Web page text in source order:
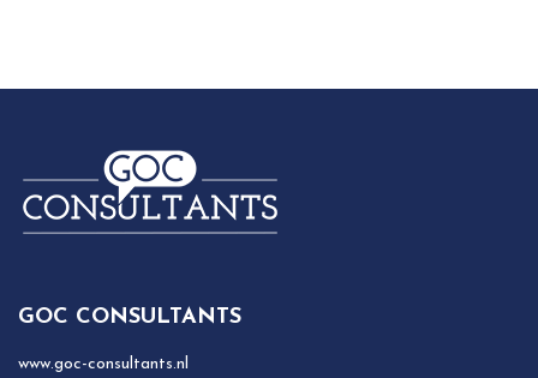
GOC CONSULTANTS
www.goc-consultants.nl